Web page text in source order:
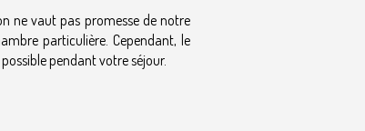
ne vaut pas promesse de notre
particulière. Cependant, le
pendant votre séjour.